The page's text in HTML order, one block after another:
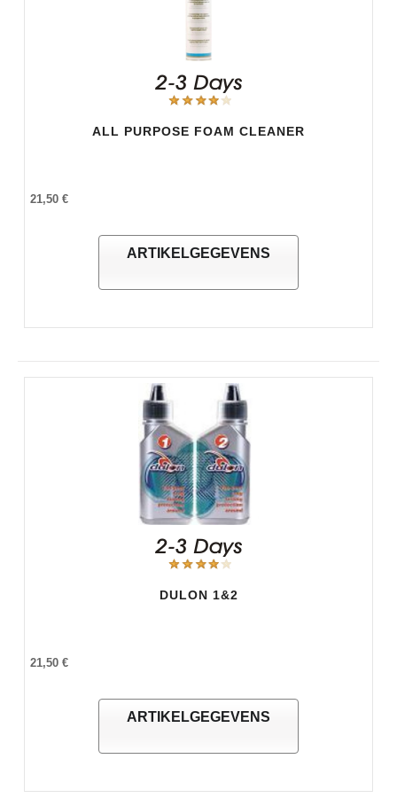
ALL PURPOSE FOAM CLEANER
21,50 €
ARTIKELGEGEVENS
DULON 1&2
21,50 €
ARTIKELGEGEVENS